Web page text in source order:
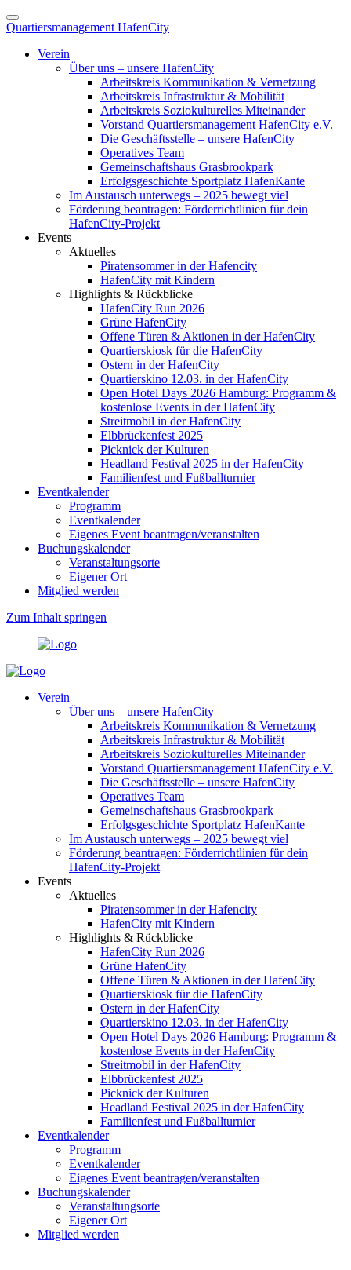
Quartiersmanagement HafenCity
Verein
Über uns – unsere HafenCity
Arbeitskreis Kommunikation & Vernetzung
Arbeitskreis Infrastruktur & Mobilität
Arbeitskreis Soziokulturelles Miteinander
Vorstand Quartiersmanagement HafenCity e.V.
Die Geschäftsstelle – unsere HafenCity
Operatives Team
Gemeinschaftshaus Grasbrookpark
Erfolgsgeschichte Sportplatz HafenKante
Im Austausch unterwegs – 2025 bewegt viel
Förderung beantragen: Förderrichtlinien für dein
HafenCity-Projekt
Events
Aktuelles
Piratensommer in der Hafencity
HafenCity mit Kindern
Highlights & Rückblicke
HafenCity Run 2026
Grüne HafenCity
Offene Türen & Aktionen in der HafenCity
Quartierskiosk für die HafenCity
Ostern in der HafenCity
Quartierskino 12.03. in der HafenCity
Open Hotel Days 2026 Hamburg: Programm &
kostenlose Events in der HafenCity
Streitmobil in der HafenCity
Elbbrückenfest 2025
Picknick der Kulturen
Headland Festival 2025 in der HafenCity
Familienfest und Fußballturnier
Eventkalender
Programm
Eventkalender
Eigenes Event beantragen/veranstalten
Buchungskalender
Veranstaltungsorte
Eigener Ort
Mitglied werden
Zum Inhalt springen
Verein
Über uns – unsere HafenCity
Arbeitskreis Kommunikation & Vernetzung
Arbeitskreis Infrastruktur & Mobilität
Arbeitskreis Soziokulturelles Miteinander
Vorstand Quartiersmanagement HafenCity e.V.
Die Geschäftsstelle – unsere HafenCity
Operatives Team
Gemeinschaftshaus Grasbrookpark
Erfolgsgeschichte Sportplatz HafenKante
Im Austausch unterwegs – 2025 bewegt viel
Förderung beantragen: Förderrichtlinien für dein
HafenCity-Projekt
Events
Aktuelles
Piratensommer in der Hafencity
HafenCity mit Kindern
Highlights & Rückblicke
HafenCity Run 2026
Grüne HafenCity
Offene Türen & Aktionen in der HafenCity
Quartierskiosk für die HafenCity
Ostern in der HafenCity
Quartierskino 12.03. in der HafenCity
Open Hotel Days 2026 Hamburg: Programm &
kostenlose Events in der HafenCity
Streitmobil in der HafenCity
Elbbrückenfest 2025
Picknick der Kulturen
Headland Festival 2025 in der HafenCity
Familienfest und Fußballturnier
Eventkalender
Programm
Eventkalender
Eigenes Event beantragen/veranstalten
Buchungskalender
Veranstaltungsorte
Eigener Ort
Mitglied werden